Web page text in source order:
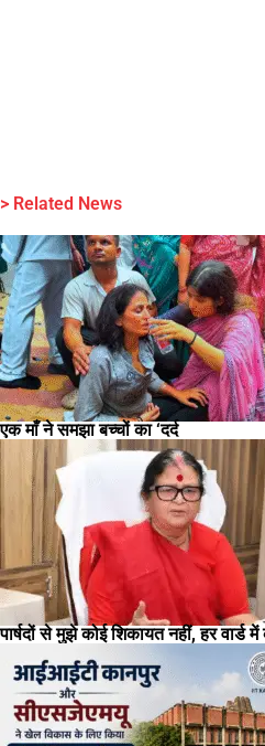
> Related News
एक माँ ने समझा बच्चों का ‘दर्द
पार्षदों से मुझे कोई शिकायत नहीं, हर वार्ड